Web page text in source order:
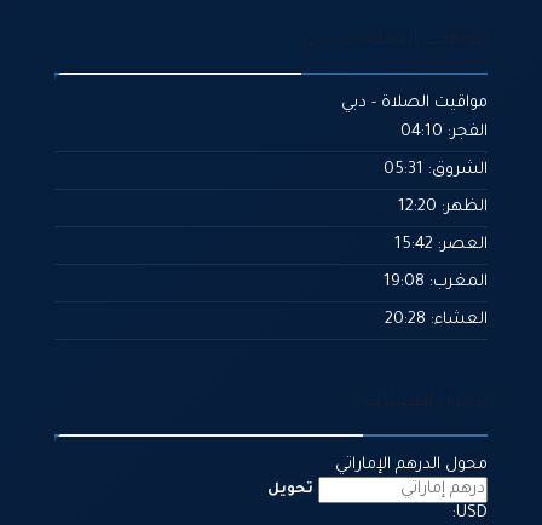
مواقيت الصلاة - دبي
الفجر: 04:10
الشروق: 05:31
الظهر: 12:20
العصر: 15:42
المغرب: 19:08
العشاء: 20:28
محول الدرهم الإماراتي
تحويل
USD: